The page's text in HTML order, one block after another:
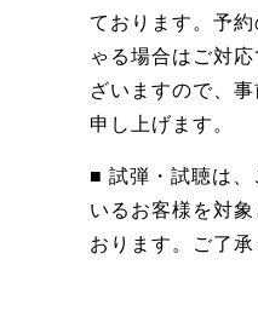
ております。予
ゃる場合はご対
ざいますので、
申し上げます。
■ 試弾・試聴は
いるお客様を対
おります。ご了承